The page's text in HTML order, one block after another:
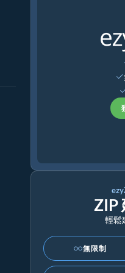
ZIP
輕鬆
無限制